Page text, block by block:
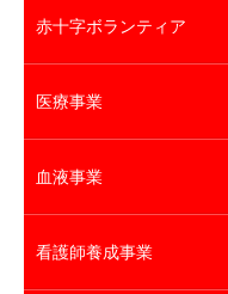
赤十字ボランティア
医療事業
血液事業
看護師養成事業